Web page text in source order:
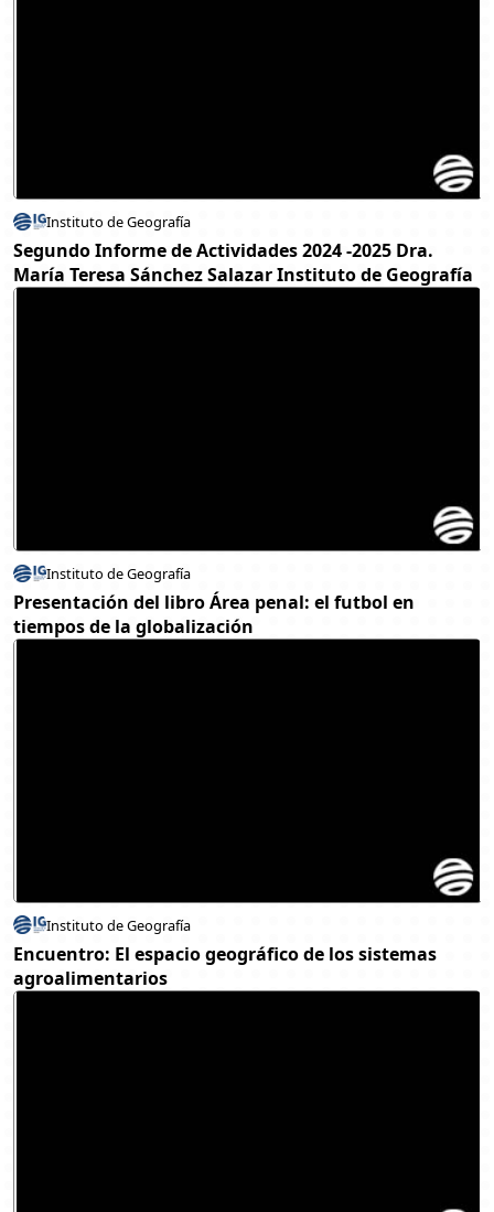
Instituto de Geografía
Segundo Informe de Actividades 2024 -2025 Dra.
María Teresa Sánchez Salazar Instituto de Geografía
Instituto de Geografía
Presentación del libro Área penal: el futbol en
tiempos de la globalización
Instituto de Geografía
Encuentro: El espacio geográfico de los sistemas
agroalimentarios